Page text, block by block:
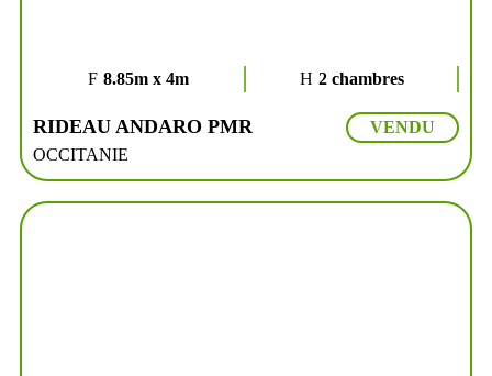
8.85m x 4m 2 chambres
RIDEAU ANDARO PMR
OCCITANIE
VENDU